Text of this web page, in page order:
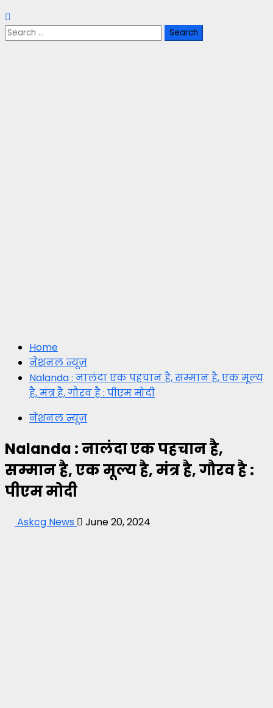
Search
Home
नेशनल न्यूज़
Nalanda : नालंदा एक पहचान है, सम्मान है, एक मूल्य
है, मंत्र है, गौरव है : पीएम मोदी
नेशनल न्यूज़
Nalanda : नालंदा एक पहचान है,
सम्मान है, एक मूल्य है, मंत्र है, गौरव है :
पीएम मोदी
Askcg News June 20, 2024